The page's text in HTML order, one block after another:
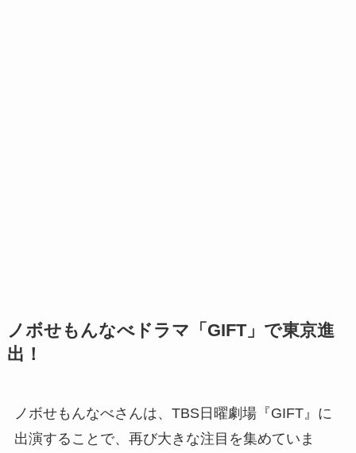
ノボせもんなべドラマ「GIFT」で東京進
出！
ノボせもんなべさんは、TBS日曜劇場『GIFT』に
出演することで、再び大きな注目を集めていま